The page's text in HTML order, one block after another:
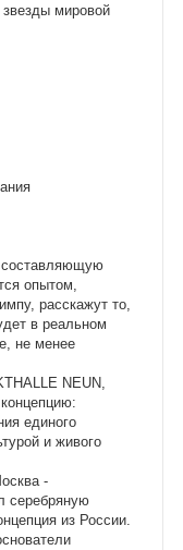
мировой
составляющую
опытом,
расскажут то,
в реальном
не менее
NEUN,
единого
и живого
-
серебряную
из России.